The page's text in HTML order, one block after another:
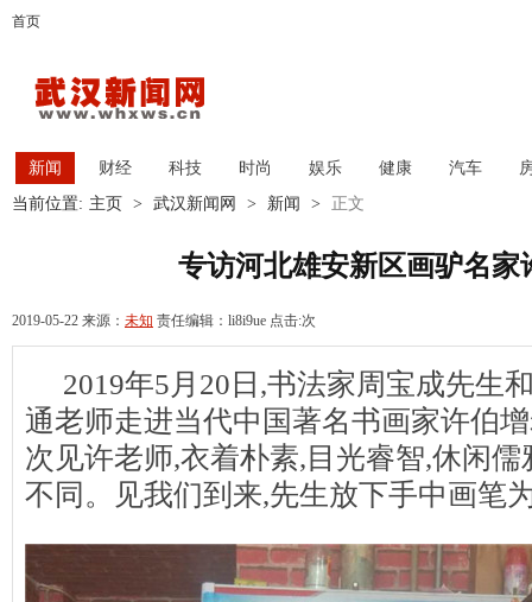
首页
新闻 财经 科技 时尚 娱乐 健康 汽车
当前位置: 主页 > 武汉新闻网 > 新闻 > 正文
专访河北雄安新区画驴名家
2019-05-22 来源： 未知 责任编辑：li8i9ue 点击:次
2019年5月20日,书法家周宝成先生
通老师走进当代中国著名书画家许伯
次见许老师,衣着朴素,目光睿智,休闲
不同。见我们到来,先生放下手中画笔